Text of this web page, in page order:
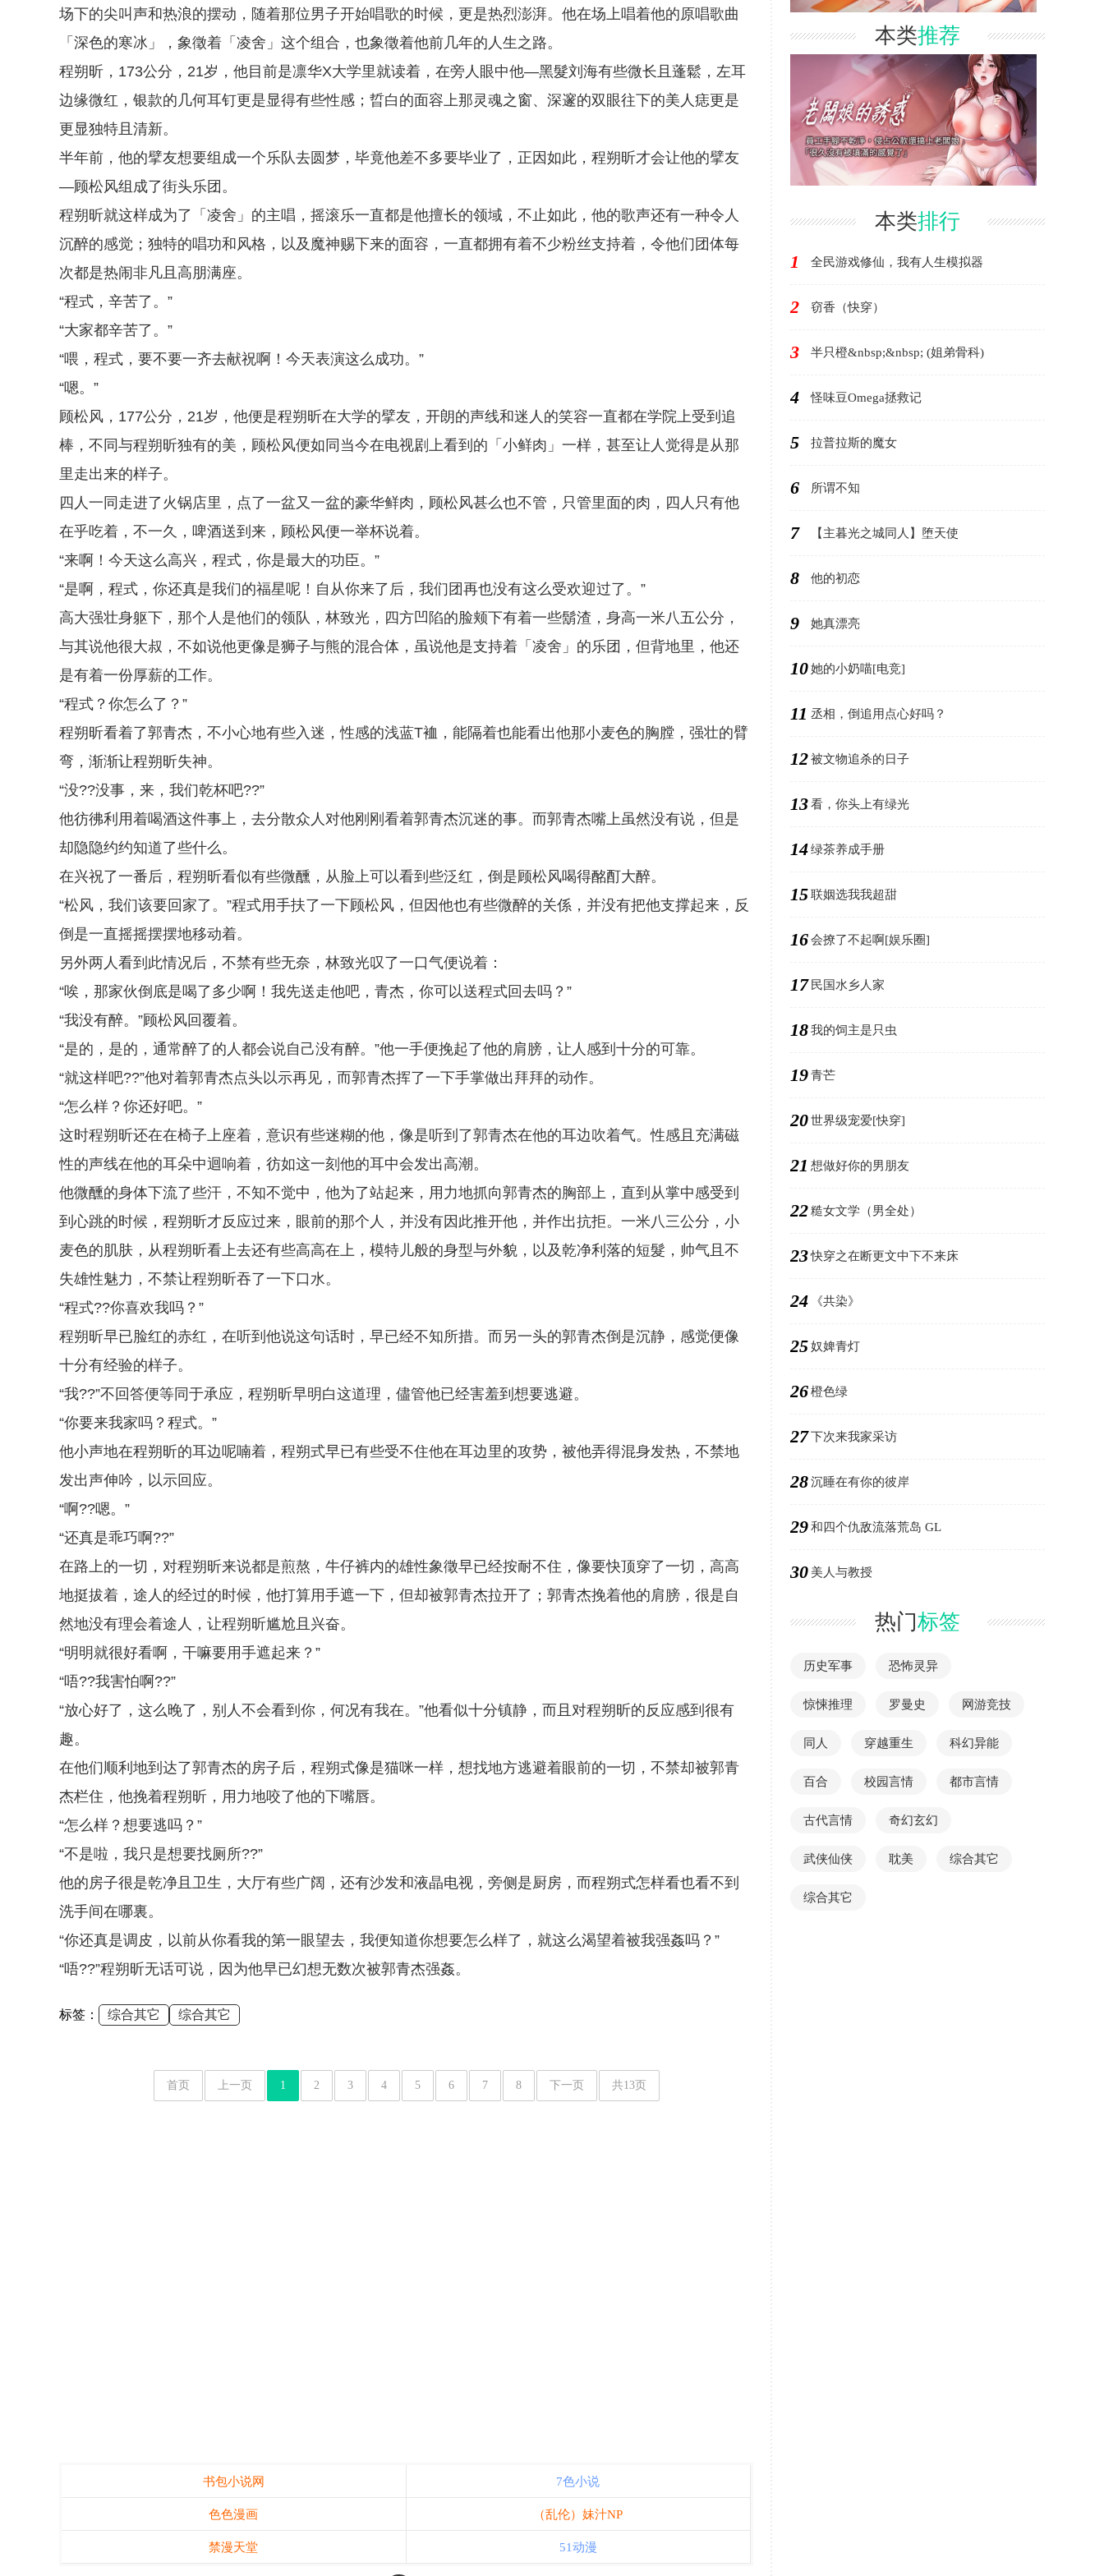
场下的尖叫声和热浪的摆动，随着那位男子开始唱歌的时候，更是热烈澎湃。他在场上唱着他的原唱歌曲
「深色的寒冰」，象徵着「凌舍」这个组合，也象徵着他前几年的人生之路。
程朔昕，173公分，21岁，他目前是凛华X大学里就读着，在旁人眼中他—黑髮刘海有些微长且蓬鬆，左耳
边缘微红，银款的几何耳钉更是显得有些性感；晢白的面容上那灵魂之窗、深邃的双眼往下的美人痣更是
更显独特且清新。
半年前，他的擘友想要组成一个乐队去圆梦，毕竟他差不多要毕业了，正因如此，程朔昕才会让他的擘友
—顾松风组成了街头乐团。
程朔昕就这样成为了「凌舍」的主唱，摇滚乐一直都是他擅长的领域，不止如此，他的歌声还有一种令人
沉醉的感觉；独特的唱功和风格，以及魔神赐下来的面容，一直都拥有着不少粉丝支持着，令他们团体每
次都是热闹非凡且高朋满座。
“程式，辛苦了。”
“大家都辛苦了。”
“喂，程式，要不要一齐去献祝啊！今天表演这么成功。”
“嗯。”
顾松风，177公分，21岁，他便是程朔昕在大学的擘友，开朗的声线和迷人的笑容一直都在学院上受到追
棒，不同与程朔昕独有的美，顾松风便如同当今在电视剧上看到的「小鲜肉」一样，甚至让人觉得是从那
里走出来的样子。
四人一同走进了火锅店里，点了一盆又一盆的豪华鲜肉，顾松风甚么也不管，只管里面的肉，四人只有他
在乎吃着，不一久，啤酒送到来，顾松风便一举杯说着。
“来啊！今天这么高兴，程式，你是最大的功臣。”
“是啊，程式，你还真是我们的福星呢！自从你来了后，我们团再也没有这么受欢迎过了。”
高大强壮身躯下，那个人是他们的领队，林致光，四方凹陷的脸颊下有着一些鬍渣，身高一米八五公分，
与其说他很大叔，不如说他更像是狮子与熊的混合体，虽说他是支持着「凌舍」的乐团，但背地里，他还
是有着一份厚薪的工作。
“程式？你怎么了？”
程朔昕看着了郭青杰，不小心地有些入迷，性感的浅蓝T裇，能隔着也能看出他那小麦色的胸膛，强壮的臂
弯，渐渐让程朔昕失神。
“没??没事，来，我们乾杯吧??”
他彷彿利用着喝酒这件事上，去分散众人对他刚刚看着郭青杰沉迷的事。而郭青杰嘴上虽然没有说，但是
却隐隐约约知道了些什么。
在兴祝了一番后，程朔昕看似有些微醺，从脸上可以看到些泛红，倒是顾松风喝得酩酊大醉。
“松风，我们该要回家了。”程式用手扶了一下顾松风，但因他也有些微醉的关係，并没有把他支撑起来，反
倒是一直摇摇摆摆地移动着。
另外两人看到此情况后，不禁有些无奈，林致光叹了一口气便说着：
“唉，那家伙倒底是喝了多少啊！我先送走他吧，青杰，你可以送程式回去吗？”
“我没有醉。”顾松风回覆着。
“是的，是的，通常醉了的人都会说自己没有醉。”他一手便挽起了他的肩膀，让人感到十分的可靠。
“就这样吧??”他对着郭青杰点头以示再见，而郭青杰挥了一下手掌做出拜拜的动作。
“怎么样？你还好吧。”
这时程朔昕还在在椅子上座着，意识有些迷糊的他，像是听到了郭青杰在他的耳边吹着气。性感且充满磁
性的声线在他的耳朵中迴响着，彷如这一刻他的耳中会发出高潮。
他微醺的身体下流了些汗，不知不觉中，他为了站起来，用力地抓向郭青杰的胸部上，直到从掌中感受到
到心跳的时候，程朔昕才反应过来，眼前的那个人，并没有因此推开他，并作出抗拒。一米八三公分，小
麦色的肌肤，从程朔昕看上去还有些高高在上，模特儿般的身型与外貌，以及乾净利落的短髮，帅气且不
失雄性魅力，不禁让程朔昕吞了一下口水。
“程式??你喜欢我吗？”
程朔昕早已脸红的赤红，在听到他说这句话时，早已经不知所措。而另一头的郭青杰倒是沉静，感觉便像
十分有经验的样子。
“我??”不回答便等同于承应，程朔昕早明白这道理，儘管他已经害羞到想要逃避。
“你要来我家吗？程式。”
他小声地在程朔昕的耳边呢喃着，程朔式早已有些受不住他在耳边里的攻势，被他弄得混身发热，不禁地
发出声伸吟，以示回应。
“啊??嗯。”
“还真是乖巧啊??”
在路上的一切，对程朔昕来说都是煎熬，牛仔裤内的雄性象徵早已经按耐不住，像要快顶穿了一切，高高
地挺拔着，途人的经过的时候，他打算用手遮一下，但却被郭青杰拉开了；郭青杰挽着他的肩膀，很是自
然地没有理会着途人，让程朔昕尴尬且兴奋。
“明明就很好看啊，干嘛要用手遮起来？”
“唔??我害怕啊??”
“放心好了，这么晚了，别人不会看到你，何况有我在。”他看似十分镇静，而且对程朔昕的反应感到很有
趣。
在他们顺利地到达了郭青杰的房子后，程朔式像是猫咪一样，想找地方逃避着眼前的一切，不禁却被郭青
杰栏住，他挽着程朔昕，用力地咬了他的下嘴唇。
“怎么样？想要逃吗？”
“不是啦，我只是想要找厕所??”
他的房子很是乾净且卫生，大厅有些广阔，还有沙发和液晶电视，旁侧是厨房，而程朔式怎样看也看不到
洗手间在哪裏。
“你还真是调皮，以前从你看我的第一眼望去，我便知道你想要怎么样了，就这么渴望着被我强姦吗？”
“唔??”程朔昕无话可说，因为他早已幻想无数次被郭青杰强姦。
标签： 综合其它 综合其它
首页 上一页 1 2 3 4 5 6 7 8 下一页 共13页
书包小说网 7色小说
色色漫画 （乱伦）妹汁NP
禁漫天堂 51动漫
本类推荐
本类排行
1 全民游戏修仙，我有人生模拟器
2 窃香（快穿）
3 半只橙&nbsp;&nbsp; (姐弟骨科)
4 怪味豆Omega拯救记
5 拉普拉斯的魔女
6 所谓不知
7 【主暮光之城同人】堕天使
8 他的初恋
9 她真漂亮
10她的小奶喵[电竞]
11 丞相，倒追用点心好吗？
12被文物追杀的日子
13看，你头上有绿光
14绿茶养成手册
15联姻选我我超甜
16会撩了不起啊[娱乐圈]
17 民国水乡人家
18我的饲主是只虫
19青芒
20世界级宠爱[快穿]
21 想做好你的男朋友
22糙女文学（男全处）
23快穿之在断更文中下不来床
24 《共染》
25奴婢青灯
26橙色绿
27下次来我家采访
28沉睡在有你的彼岸
29和四个仇敌流落荒岛 GL
30 美人与教授
热门标签
历史军事 恐怖灵异
惊悚推理 罗曼史 网游竞技
同人 穿越重生 科幻异能
百合 校园言情 都市言情
古代言情 奇幻玄幻
武侠仙侠 耽美 综合其它
综合其它